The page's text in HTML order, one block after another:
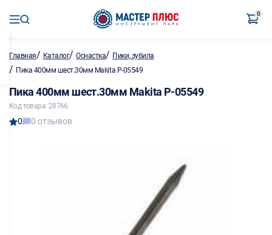
0
Главная/ Каталог/Оснастка/ Пики, зубила
/ Пика 400мм шест.30мм Makita P-05549
Пика 400мм шест.30мм Makita P-05549
Код товара: 28766
0 0 отзывов